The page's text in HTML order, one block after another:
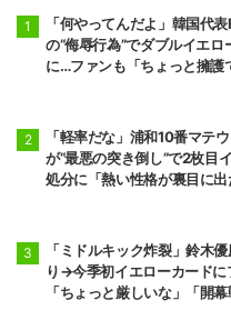
「何やってんだよ」韓国代
の“侮辱行為”でダブルイエ
に…ファンも「ちょっと擁護
「軽率だな」浦和10番マテ
が“最悪の突き倒し”で2枚目
処分に「熱い性格が裏目に出
「ミドルキック炸裂」鈴木
り→今季初イエローカードに
「ちょっと厳しいな」「開